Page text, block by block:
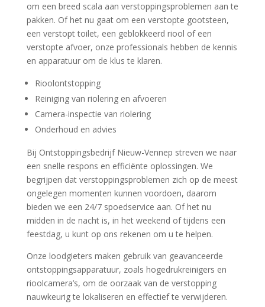
om een breed scala aan verstoppingsproblemen aan te
pakken. Of het nu gaat om een verstopte gootsteen,
een verstopt toilet, een geblokkeerd riool of een
verstopte afvoer, onze professionals hebben de kennis
en apparatuur om de klus te klaren.
Rioolontstopping
Reiniging van riolering en afvoeren
Camera-inspectie van riolering
Onderhoud en advies
Bij Ontstoppingsbedrijf Nieuw-Vennep streven we naar
een snelle respons en efficiënte oplossingen. We
begrijpen dat verstoppingsproblemen zich op de meest
ongelegen momenten kunnen voordoen, daarom
bieden we een 24/7 spoedservice aan. Of het nu
midden in de nacht is, in het weekend of tijdens een
feestdag, u kunt op ons rekenen om u te helpen.
Onze loodgieters maken gebruik van geavanceerde
ontstoppingsapparatuur, zoals hogedrukreinigers en
rioolcamera’s, om de oorzaak van de verstopping
nauwkeurig te lokaliseren en effectief te verwijderen.